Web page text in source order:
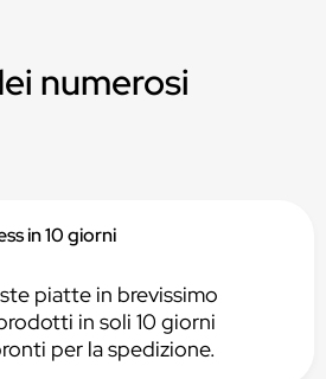
numerosi
in 10 giorni
piatte in brevissimo
in soli 10 giorni
per la spedizione.